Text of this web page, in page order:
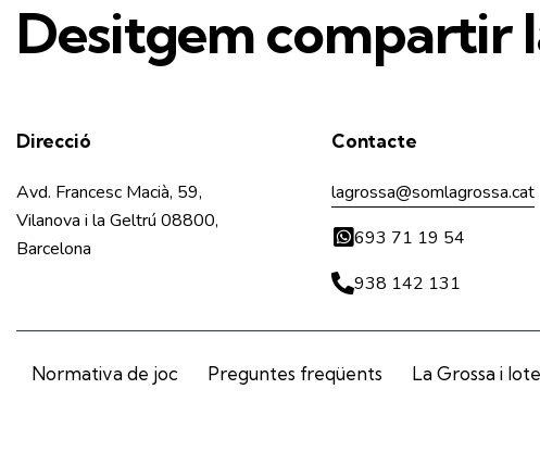
LA GROSSA DE LA DIADA 2026 –
21949